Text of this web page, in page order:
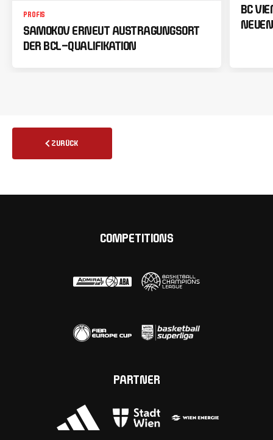
PROFIS
SAMOKOV ERNEUT AUSTRAGUNGSORT
DER BCL-QUALIFIKATION
BC
ZURÜCK
COMPETITIONS
PARTNER